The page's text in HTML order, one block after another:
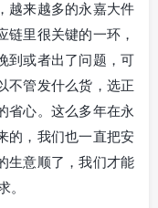
越来越多的永嘉大件
里很关键的一环，
到或者出了问题，可
不管发什么货，选正
省心。这么多年在永
的，我们也一直把安
生意顺了，我们才能